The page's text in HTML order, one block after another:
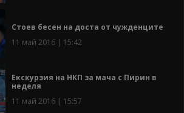
Стоев бесен на доста от чужденците
11 май 2016 | 15:42
Екскурзия на НКП за мача с Пирин в
неделя
11 май 2016 | 15:57